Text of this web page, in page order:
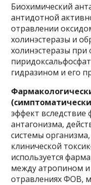
Биохимический
антидотной
отравлении
холинэстеразы и
холинэстеразы
гидразином и его
эффект вследствие
антагонизма,
системы
клинической
используется
между атропином
отравлениях ФОВ,